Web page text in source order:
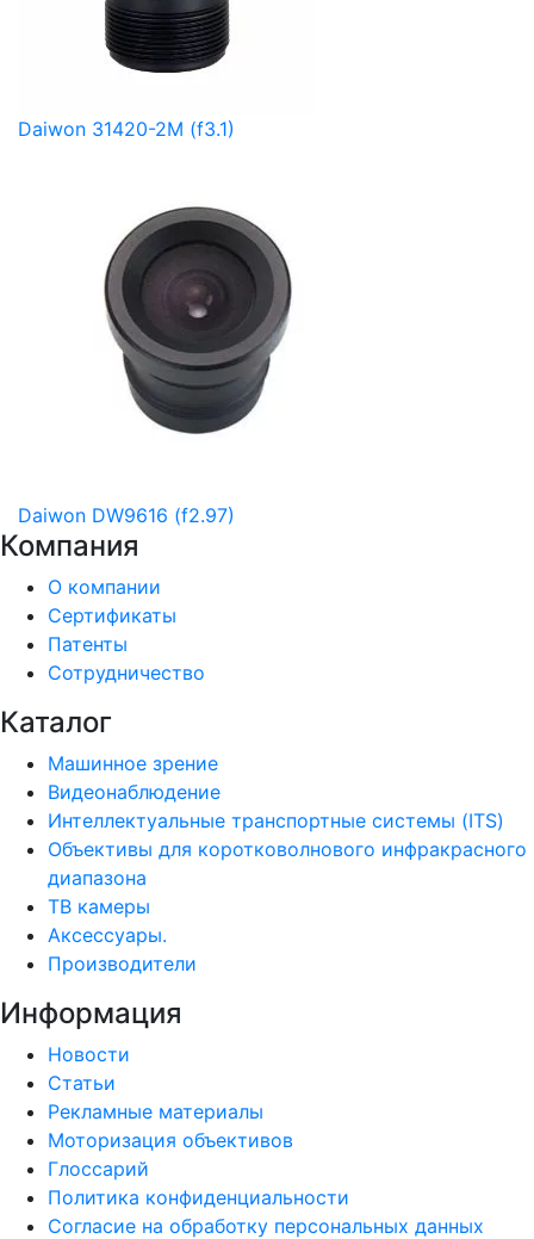
Daiwon 31420-2M (f3.1)
Daiwon DW9616 (f2.97)
Компания
О компании
Сертификаты
Патенты
Сотрудничество
Каталог
Машинное зрение
Видеонаблюдение
Интеллектуальные транспортные системы (ITS)
Объективы для коротковолнового инфракрасного
диапазона
ТВ камеры
Аксессуары.
Производители
Информация
Новости
Статьи
Рекламные материалы
Моторизация объективов
Глоссарий
Политика конфиденциальности
Согласие на обработку персональных данных